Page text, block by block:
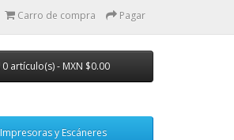
Carro de compra Pagar
0 artículo(s) - MXN $0.00
Impresoras y Escáneres